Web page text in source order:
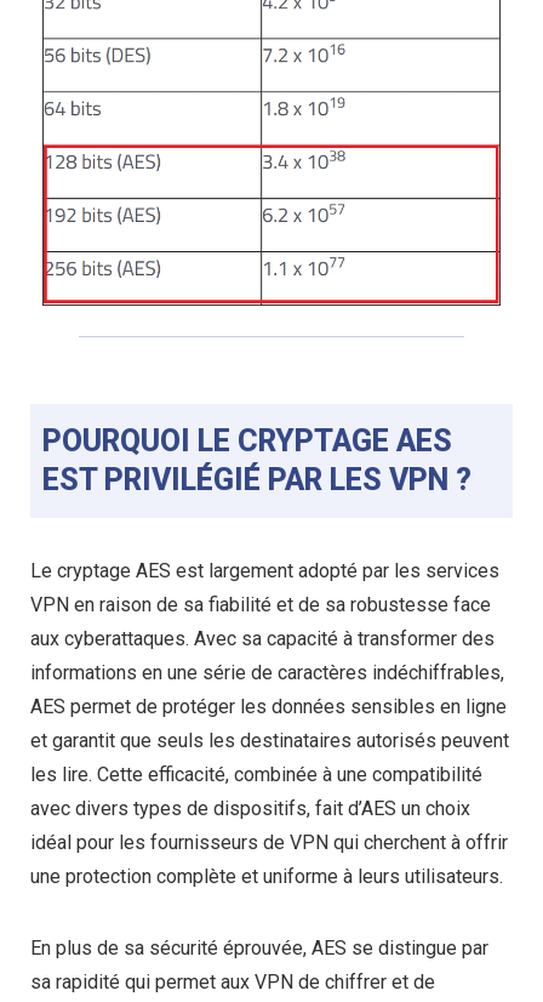
POURQUOI LE CRYPTAGE AES
EST PRIVILÉGIÉ PAR LES VPN ?
Le cryptage AES est largement adopté par les services
VPN en raison de sa fiabilité et de sa robustesse face
aux cyberattaques. Avec sa capacité à transformer des
informations en une série de caractères indéchiffrables,
AES permet de protéger les données sensibles en ligne
et garantit que seuls les destinataires autorisés peuvent
les lire. Cette efficacité, combinée à une compatibilité
avec divers types de dispositifs, fait d’AES un choix
idéal pour les fournisseurs de VPN qui cherchent à offrir
une protection complète et uniforme à leurs utilisateurs.
En plus de sa sécurité éprouvée, AES se distingue par
sa rapidité qui permet aux VPN de chiffrer et de